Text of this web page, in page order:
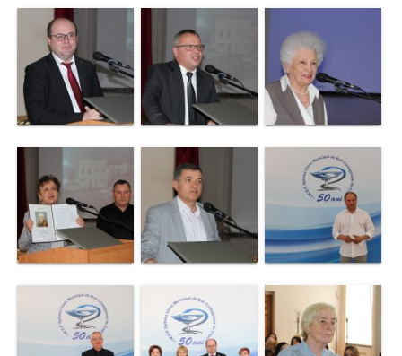
Contract
CNAM
Planul
de
achiziții
Anunțuri
achiziții
publice
Audit